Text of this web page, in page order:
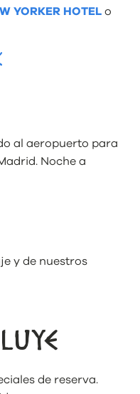
YORKER HOTEL o
al aeropuerto para
Noche a
y de nuestros
de reserva.